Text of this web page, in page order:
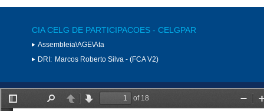
CIA CELG DE PARTICIPACOES - CELGPAR
Assembleia\AGE\Ata
DRI: Marcos Roberto Silva - (FCA V2)